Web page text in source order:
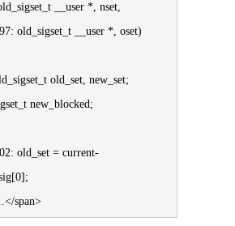
__user *, nset,
old_sigset_t __user *, oset)
old_set, new_set;
new_blocked;
old_set = current-
span>